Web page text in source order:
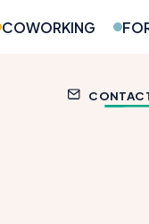
COWORKING